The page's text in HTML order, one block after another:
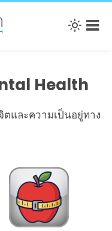
Health
และความเป็นอยู่ทาง